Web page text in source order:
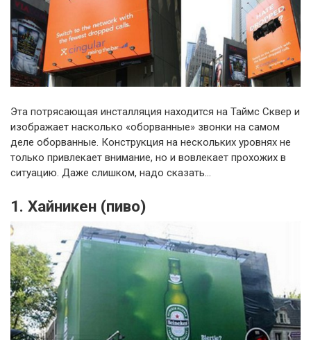
Эта потрясающая инсталляция находится на Таймс Сквер и
изображает насколько «оборванные» звонки на самом
деле оборванные. Конструкция на нескольких уровнях не
только привлекает внимание, но и вовлекает прохожих в
ситуацию. Даже слишком, надо сказать...
1. Хайникен (пиво)